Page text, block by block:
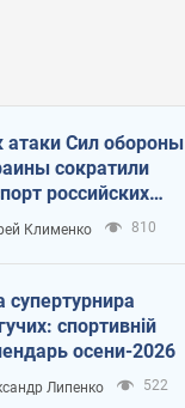
атаки Сил обороны
сократили
российских
Клименко 810
супертурнира
спортивній
осени-2026
Липенко 522